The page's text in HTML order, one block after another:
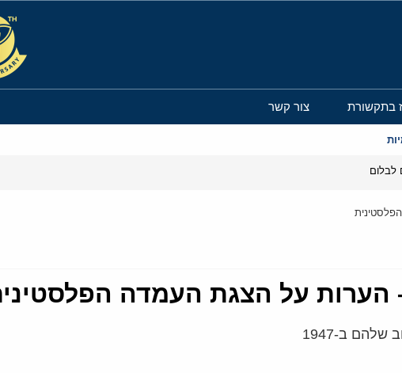
בתקשורת צור קשר
לבלום
ב-1947